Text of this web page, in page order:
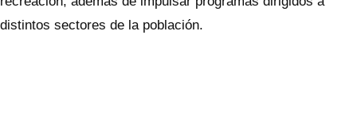
distintos sectores de la población.